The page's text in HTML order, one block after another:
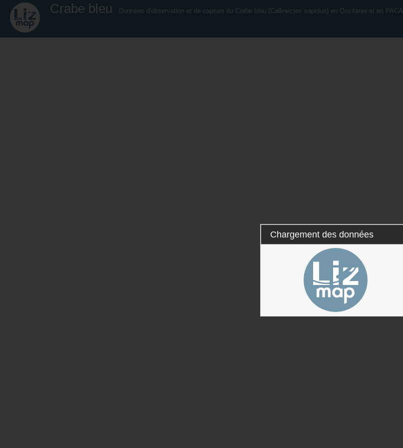
Crabe bleu Données d'observation et de capture du Crabe bleu (Callinectes sapidus) en Occitanie et en PACA
Chargement des données